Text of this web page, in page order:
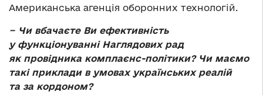
Американська агенція оборонних технологій.
− Чи вбачаєте Ви ефективність
у функціонуванні Наглядових рад
як провідника комплаєнс-політики? Чи маємо
такі приклади в умовах українських реалій
та за кордоном?